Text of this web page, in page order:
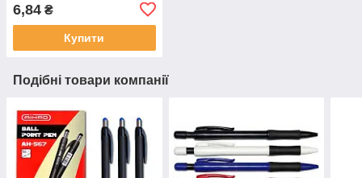
6,84 ₴
Купити
Подібні товари компанії